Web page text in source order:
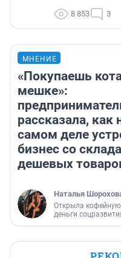
8 853 3
МНЕНИЕ
«Покупаешь
мешке»:
рассказала, как
самом деле
бизнес со
дешевых
Наталья
Открыла кофейную
деньги